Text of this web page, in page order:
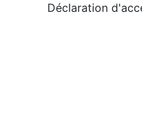
Déclaration